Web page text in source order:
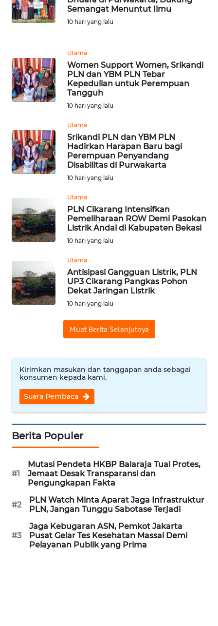
Semangat Menuntut Ilmu
10 hari yang lalu
Utama
Women Support Women, Srikandi
PLN dan YBM PLN Tebar
Kepedulian untuk Perempuan
Tangguh
10 hari yang lalu
Utama
Srikandi PLN dan YBM PLN
Hadirkan Harapan Baru bagi
Perempuan Penyandang
Disabilitas di Purwakarta
10 hari yang lalu
Utama
PLN Cikarang Intensifkan
Pemeliharaan ROW Demi Pasokan
Listrik Andal di Kabupaten Bekasi
10 hari yang lalu
Utama
Antisipasi Gangguan Listrik, PLN
UP3 Cikarang Pangkas Pohon
Dekat Jaringan Listrik
10 hari yang lalu
Muat Berita Selanjutnya
Kirimkan masukan dan tanggapan anda sebagai
konsumen kepada kami.
Suara Pembaca
Berita Populer
#1
Mutasi Pendeta HKBP Balaraja Tuai Protes,
Jemaat Desak Transparansi dan
Pengungkapan Fakta
#2
PLN Watch Minta Aparat Jaga Infrastruktur
PLN, Jangan Tunggu Sabotase Terjadi
#3
Jaga Kebugaran ASN, Pemkot Jakarta
Pusat Gelar Tes Kesehatan Massal Demi
Pelayanan Publik yang Prima
WN
WN
KEPULAUAN
SERIBU
WN
WN
BINJAI
WN
WN
INDRAMAYU
WN
MAJALENGKA
SUKABUMI
WN
PURWAKARTA
WN
PRIANGAN
TIMUR
WN
SEMARANG
WN
WN